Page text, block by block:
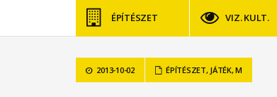
ÉPÍTÉSZET VIZ. KULT.
2013-10-02 ÉPÍTÉSZET, JÁTÉK,M